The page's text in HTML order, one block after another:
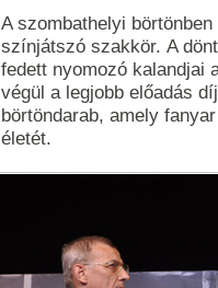
A szombathelyi
színjátszó szakkör. A
fedett nyomozó kalandjai
végül a legjobb előadás
börtöndarab, amely
életét.